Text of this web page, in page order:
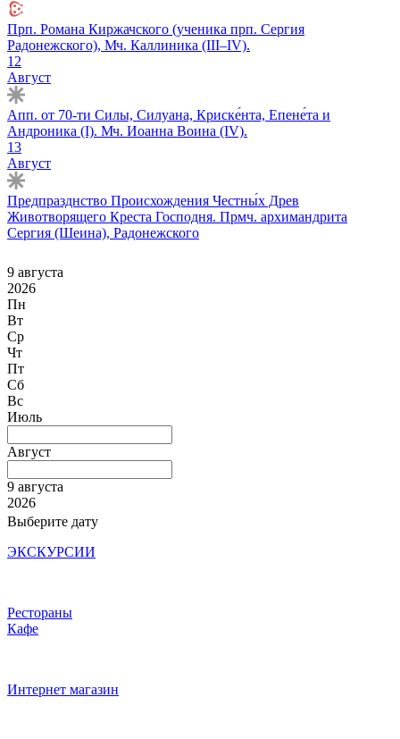
Прп. Романа Киржачского (ученика прп. Сергия
Радонежского), Мч. Каллиника (III–IV).
12
Август
Апп. от 70-ти Силы, Силуана, Криске́нта, Епене́та и
Андроника (I). Мч. Иоанна Воина (IV).
13
Август
Предпразднство Происхождения Честны́х Древ
Животворящего Креста Господня. Прмч. архимандрита
Сергия (Шеина), Радонежского
9 августа
2026
Пн
Вт
Ср
Чт
Пт
Сб
Вс
Июль
Август
9 августа
2026
Выберите дату
ЭКСКУРСИИ
Рестораны
Кафе
Интернет магазин